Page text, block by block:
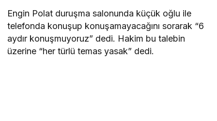
Engin Polat duruşma salonunda küçük oğlu ile
telefonda konuşup konuşamayacağını sorarak “6
aydır konuşmuyoruz” dedi. Hakim bu talebin
üzerine “her türlü temas yasak” dedi.